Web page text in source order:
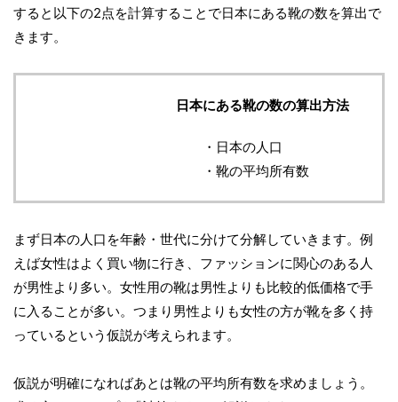
すると以下の2点を計算することで日本にある靴の数を算出で
きます。
日本にある靴の数の算出方法
・日本の人口
・靴の平均所有数
まず日本の人口を年齢・世代に分けて分解していきます。例
えば女性はよく買い物に行き、ファッションに関心のある人
が男性より多い。女性用の靴は男性よりも比較的低価格で手
に入ることが多い。つまり男性よりも女性の方が靴を多く持
っているという仮説が考えられます。
仮説が明確になればあとは靴の平均所有数を求めましょう。